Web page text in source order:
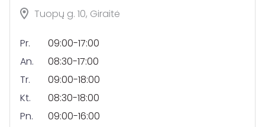
Tuopų g. 10, Giraitė
Pr.
09:00-17:00
An.
08:30-17:00
Tr.
09:00-18:00
Kt.
08:30-18:00
Pn.
09:00-16:00